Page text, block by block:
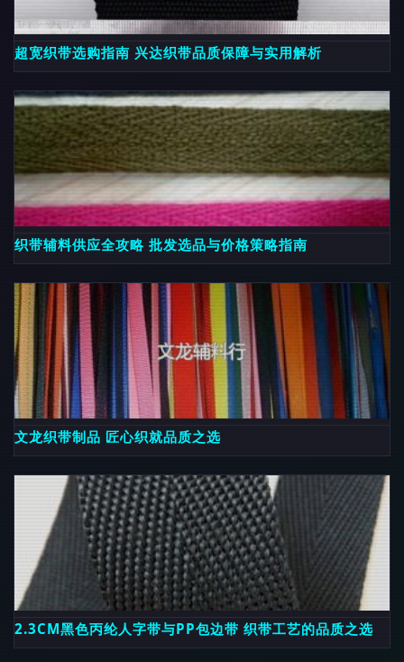
超宽织带选购指南 兴达织带品质保障与实用解析
织带辅料供应全攻略 批发选品与价格策略指南
文龙织带制品 匠心织就品质之选
2.3CM黑色丙纶人字带与PP包边带 织带工艺的品质之选